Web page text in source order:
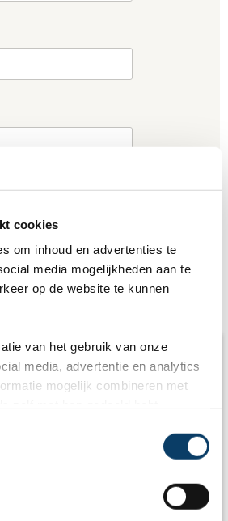
cookies
om inhoud en advertenties te
media mogelijkheden aan te
op de website te kunnen
van het gebruik van onze
media, advertentie en analytics
mogelijk combineren met